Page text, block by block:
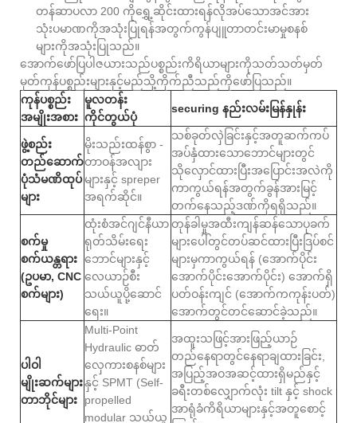
တန်ဆာပလာ 200 ကိုရွှေ့ဆိုင်းထားရန်လိုအပ်သောအင်အား
သုံးပမာဏကိုအသုံးပြုရန်အတွက်ကွန်ပျူတာတင်းမာမှုစနစ်
များကိုအသုံးပြုသည်။
အောက်ဖော်ပြပါဇယားသည်ပစ္စည်းကိရိယာများကိုသတ်သတ်မှတ်
မှတ်ကုန်ပစ္စည်းများနှင့်မည်သို့ကိုက်ညီသည်ကိုဖော်ပြသည်။
ကုန်ပစ္စည်း
အမျိုးအစား
မူလတန်း
ကိုင်တွယ်ပုံ
securing နည်းလမ်းမြန်နှုန်း
ဖွဲ့စည်း
တည်ဆောက်
ပုံသံမဏိထုပ်
များ
မိုးသည်းထန်စွာ -
တာဝန်အလျား
များနှင့် spreper
အရက်ဆိုင်။
သစ်ခုတ်လှဲခြင်းနှင့်အတူဆက်ကပ်
အပ်နှံထားသောဘောင်များတွင်
သိုလှောင်ထားပြီးအပြောင်းအလဲကို
ကာကွယ်ရန်အတွက်ခွန်အားမြင့်
တက်နေသည့်ဒဏ်ကိုရရှိသည်။
စက်မှု
စက်ယန္တရား
(ဥပမာ, CNC
စက်များ)
ထုံးစံအင်ဂျင်နီယာ
ရုတ်သိမ်းရေး
ဘောင်များနှင့်
လေယာဉ်စီး
သယ်ယူပို့ဆောင်
ရေး။
တုန်ခါမှုအထီးကျန်ဆန်သောပုခက်
များပေါ်တွင်တပ်ဆင်ထားပြီးဒြပ်စင်
များမှကာကွယ်ရန် (အောက်ပိုင်း
အောက်ပိုင်းအောက်ပိုင်း) အောက်ရှိ
ပတ်ဝန်းကျင် (အောက်ကကုန်းပတ်)
အောက်တွင်တင်ဆောင်ခဲ့သည်။
ပါဝါ
မျိုးဆက်များ
တာဘိုင်များ
Multi-Point
Hydraulic ဓာတ်
လှေကားစနစ်များ
နှင့် SPMT (Self-
propelled
modular သယ်ယူ
အထူးသဖြင့်အားဖြည့်ယာဉ်
တည်နေရာတွင်နေရာချထားခြင်း,
အပြည့်အဝအဆင့်ထားရှိမည်နှင့်
ခရီးတစ်လျှောက်လုံး tilt နှင့် shock
အာရုံခံကိရိယာများနှင့်အတူစောင့်